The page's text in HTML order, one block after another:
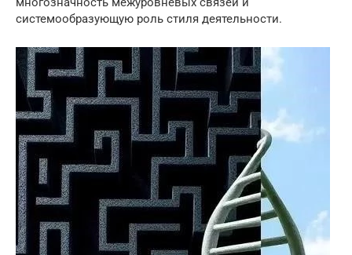
системообразующую роль стиля деятельности.